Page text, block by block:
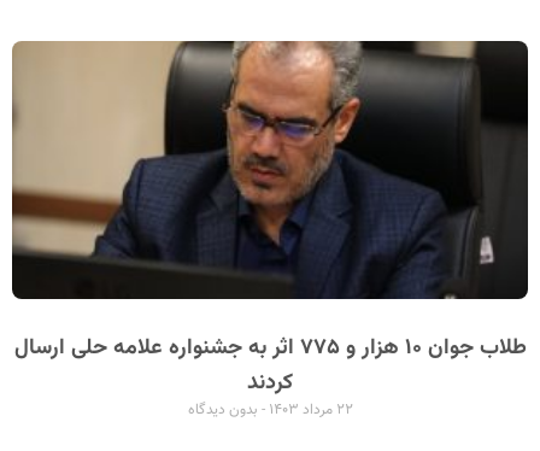
طلاب جوان ۱۰ هزار و ۷۷۵ اثر به جشنواره علامه حلی ارسال
کردند
۲۲ مرداد ۱۴۰۳ بدون دیدگاه